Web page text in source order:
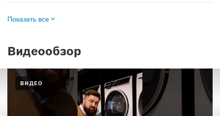
Показать все
Видеообзор
ВИДЕО